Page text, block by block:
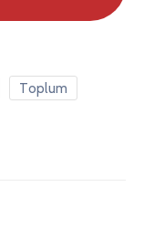
Toplum